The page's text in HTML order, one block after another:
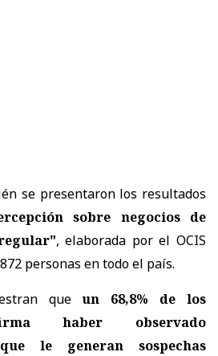
se presentaron los resultados
sobre negocios de
, elaborada por el OCIS
personas en todo el país.
queun 68,8% de los
haber observado
le generan sospechas